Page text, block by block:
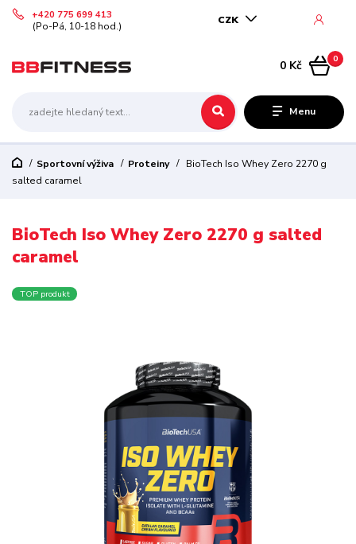
Menu
CZK
+420 775 699 413
(Po-Pá, 10-18 hod.)
0
0 Kč
Sportovní výživa Proteiny
BioTech Iso Whey Zero 2270 g
salted caramel
BioTech Iso Whey Zero 2270 g salted
caramel
TOP produkt